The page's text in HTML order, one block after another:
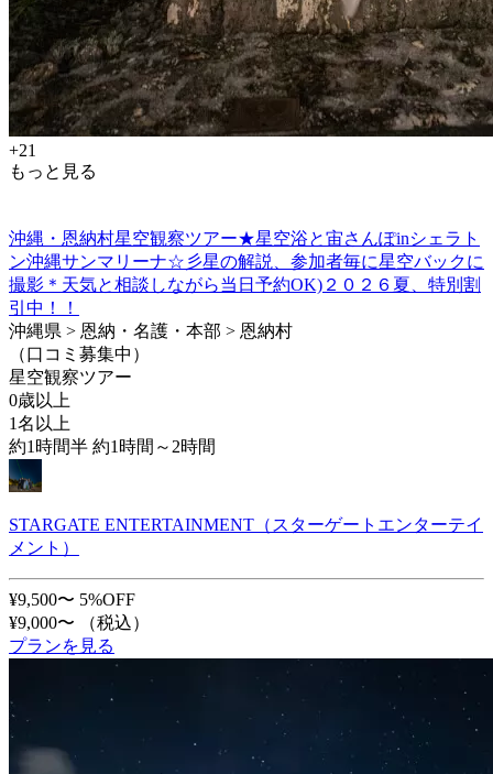
+21
もっと見る
沖縄・恩納村星空観察ツアー★星空浴と宙さんぽinシェラト
ン沖縄サンマリーナ☆彡星の解説、参加者毎に星空バックに
撮影＊天気と相談しながら当日予約OK)２０２６夏、特別割
引中！！
沖縄県 > 恩納・名護・本部 > 恩納村
（口コミ募集中）
星空観察ツアー
0歳以上
1名以上
約1時間半 約1時間～2時間
STARGATE ENTERTAINMENT（スターゲートエンターテイ
メント）
¥9,500〜 5%OFF
¥9,000〜
（税込）
プランを見る